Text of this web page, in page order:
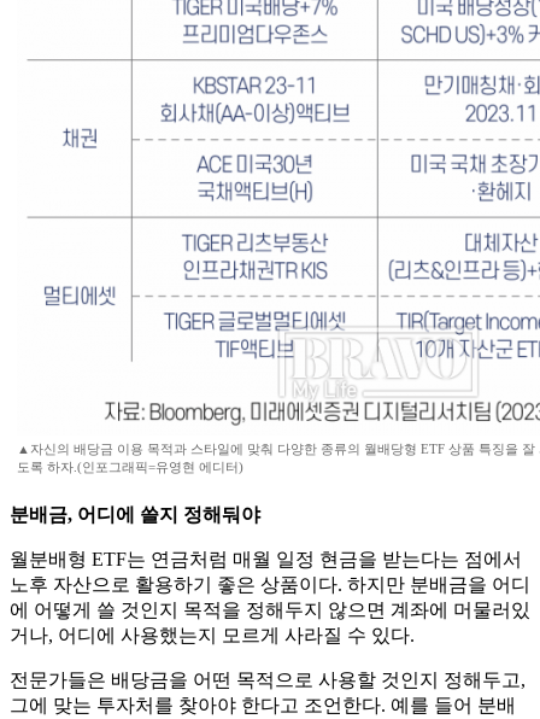
▲자신의 배당금 이용 목적과 스타일에 맞춰 다양한 종류의 월배당형 ETF 상품 특징을
도록 하자.(인포그래픽=유영현 에디터)
분배금, 어디에 쓸지 정해둬야
월분배형 ETF는 연금처럼 매월 일정 현금을 받는다는 점에서
노후 자산으로 활용하기 좋은 상품이다. 하지만 분배금을 어디
에 어떻게 쓸 것인지 목적을 정해두지 않으면 계좌에 머물러있
거나, 어디에 사용했는지 모르게 사라질 수 있다.
전문가들은 배당금을 어떤 목적으로 사용할 것인지 정해두고,
그에 맞는 투자처를 찾아야 한다고 조언한다. 예를 들어 분배